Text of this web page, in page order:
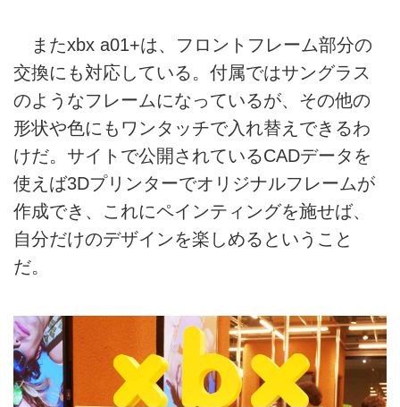
またxbx a01+は、フロントフレーム部分の
交換にも対応している。付属ではサングラス
のようなフレームになっているが、その他の
形状や色にもワンタッチで入れ替えできるわ
けだ。サイトで公開されているCADデータを
使えば3Dプリンターでオリジナルフレームが
作成でき、これにペインティングを施せば、
自分だけのデザインを楽しめるということ
だ。